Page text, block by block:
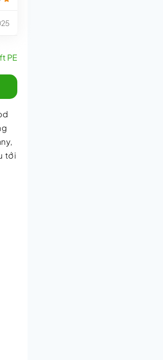
PE
tới